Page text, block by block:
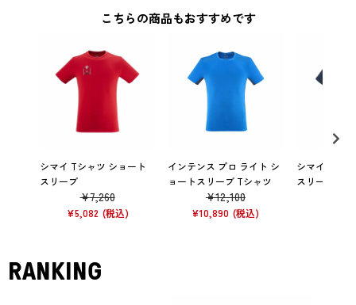
こちらの商品もおすすめです
シマイ Tシャツ ショート
スリーブ
¥7,260
¥5,082
インテンス プロ ライト シ
ョートスリーブ Tシャツ
¥12,100
¥10,890
シマイ サミ
スリーブ Tシ
RANKING